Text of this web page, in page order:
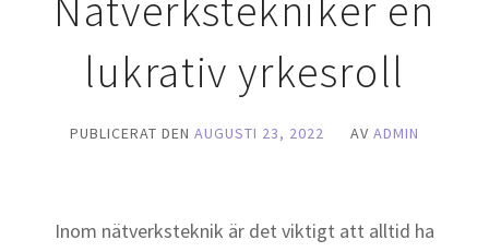
Nätverkstekniker en
lukrativ yrkesroll
PUBLICERAT DEN AUGUSTI 23, 2022 AV ADMIN
Inom nätverksteknik är det viktigt att alltid ha